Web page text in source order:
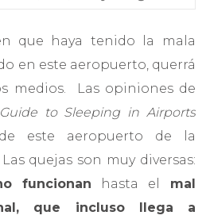
que haya tenido la mala
en este aeropuerto, querrá
medios. Las opiniones de
to Sleeping in Airports
este aeropuerto de la
quejas son muy diversas:
funcionan hasta el mal
que incluso llega a